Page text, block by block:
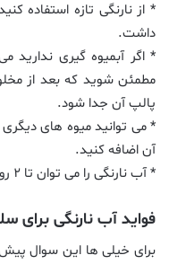
* از نارنگی تازه استفاده
داشت.
* اگر آبمیوه گیری ندارید
مطمئن شوید که بعد از
پالپ آن جدا شود.
* می توانید میوه های دیگری
آن اضافه کنید.
* آب نارنگی را می توان تا ۲ روز در یخچال نگهداری کرد.
فواید آب نارنگی برای
برای خیلی ها این سوال